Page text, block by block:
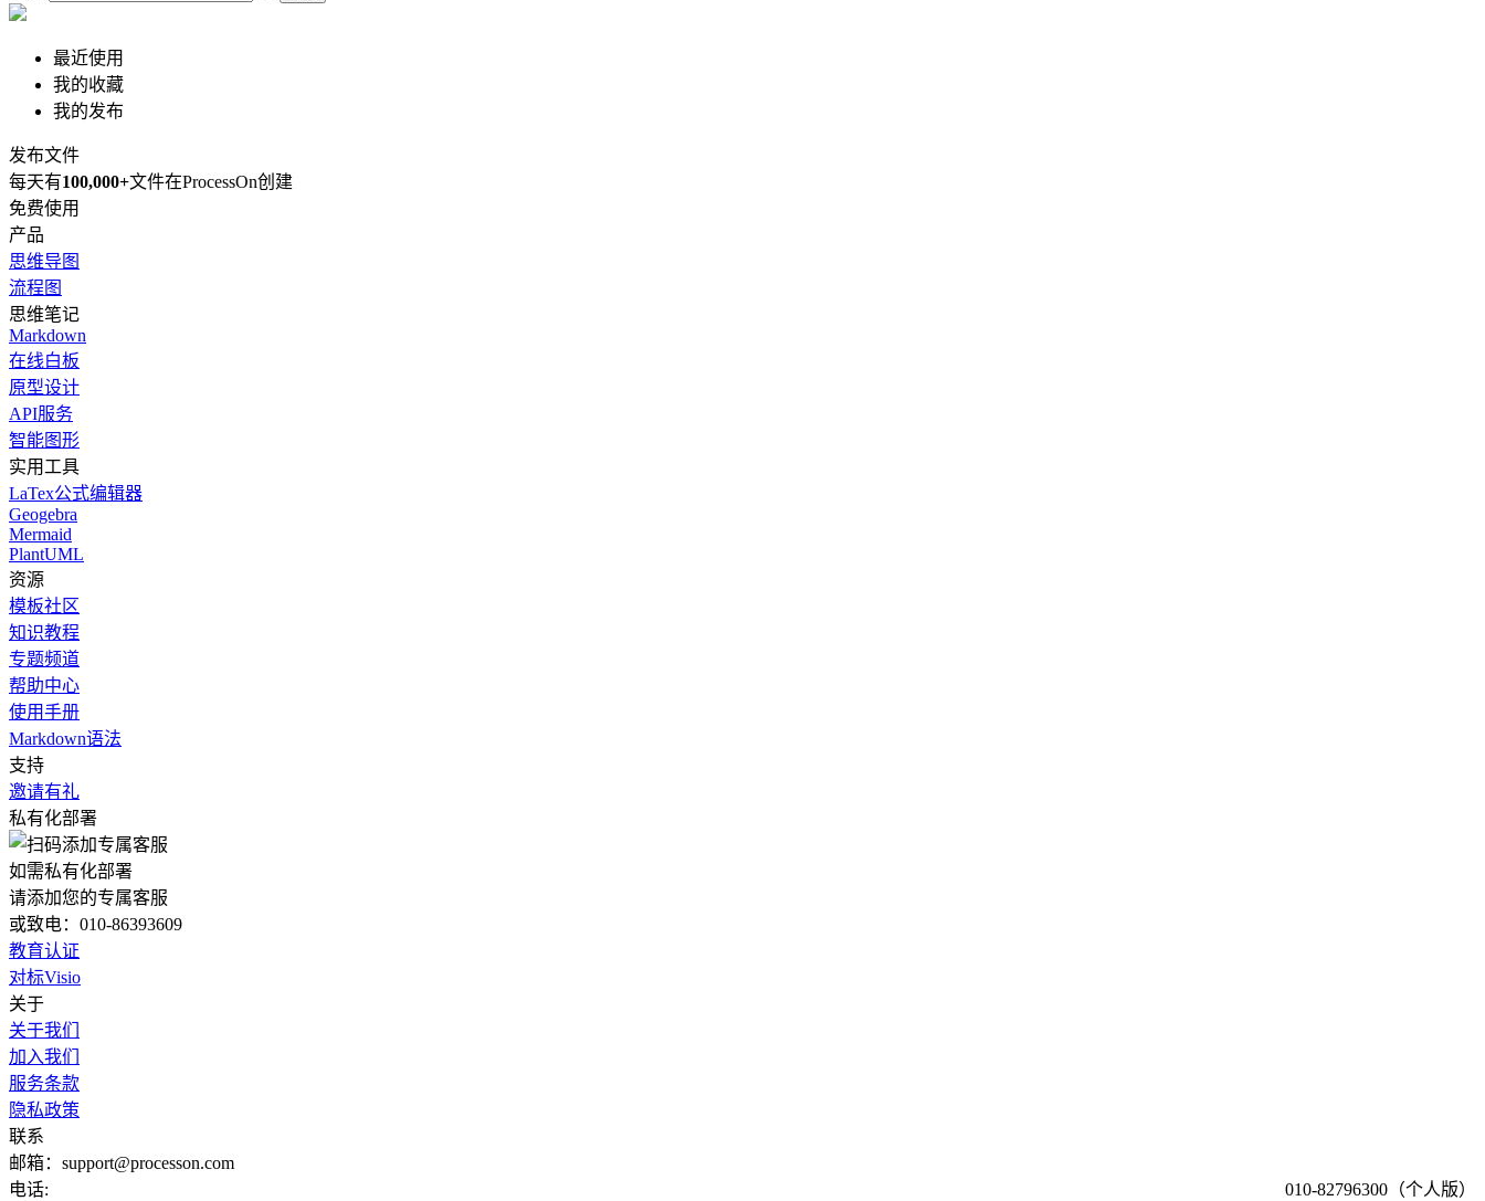
最近使用
我的收藏
我的发布
发布文件
每天有100,000+文件在ProcessOn创建
免费使用
产品
思维导图
流程图
思维笔记
Markdown
在线白板
原型设计
API服务
智能图形
实用工具
LaTex公式编辑器
Geogebra
Mermaid
PlantUML
资源
模板社区
知识教程
专题频道
帮助中心
使用手册
Markdown语法
支持
邀请有礼
私有化部署
如需私有化部署
请添加您的专属客服
或致电：010-86393609
教育认证
对标Visio
关于
关于我们
加入我们
服务条款
隐私政策
联系
邮箱：support@processon.com
电话:
010-82796300（个人版）